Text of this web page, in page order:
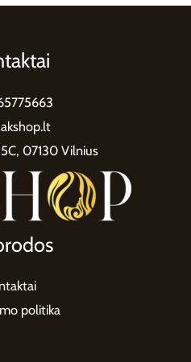
07130 Vilnius
politika